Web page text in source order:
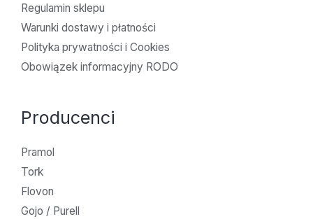
Regulamin sklepu
Warunki dostawy i płatności
Polityka prywatności i Cookies
Obowiązek informacyjny RODO
Producenci
Pramol
Tork
Flovon
Gojo / Purell